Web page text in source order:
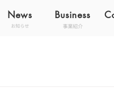
News Business
お知らせ 事業紹介